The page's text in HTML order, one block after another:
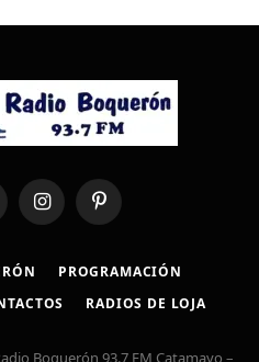
InstagramPinterest
PROGRAMACIÓN
RADIOS DE LOJA
Boquerón 93.7 FM Catamayo –